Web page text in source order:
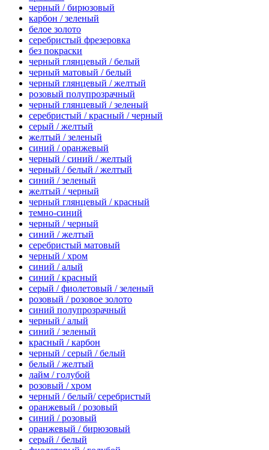
черный / бирюзовый
карбон / зеленый
белое золото
серебристый фрезеровка
без покраски
черный глянцевый / белый
черный матовый / белый
черный глянцевый / желтый
розовый полупрозрачный
черный глянцевый / зеленый
серебристый / красный / черный
серый / желтый
желтый / зеленый
синий / оранжевый
черный / синий / желтый
черный / белый / желтый
синий / зеленый
желтый / черный
черный глянцевый / красный
темно-синий
черный / черный
синий / желтый
серебристый матовый
черный / хром
синий / алый
синий / красный
серый / фиолетовый / зеленый
розовый / розовое золото
синий полупрозрачный
черный / алый
синий / зеленый
красный / карбон
черный / серый / белый
белый / желтый
лайм / голубой
розовый / хром
черный / белый/ серебристый
оранжевый / розовый
синий / розовый
оранжевый / бирюзовый
серый / белый